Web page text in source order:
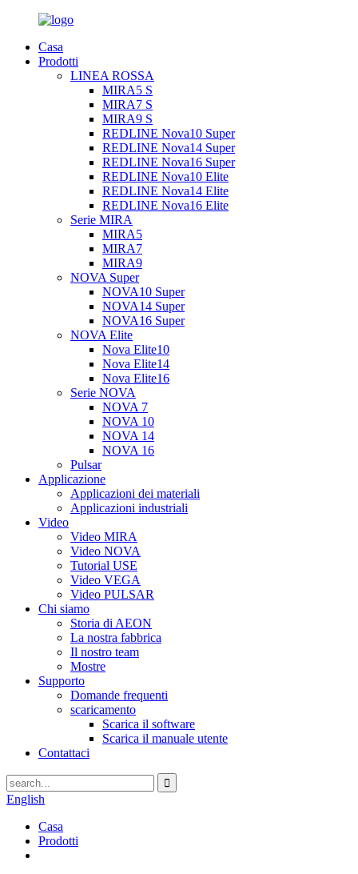
Casa
Prodotti
LINEA ROSSA
MIRA5 S
MIRA7 S
MIRA9 S
REDLINE Nova10 Super
REDLINE Nova14 Super
REDLINE Nova16 Super
REDLINE Nova10 Elite
REDLINE Nova14 Elite
REDLINE Nova16 Elite
Serie MIRA
MIRA5
MIRA7
MIRA9
NOVA Super
NOVA10 Super
NOVA14 Super
NOVA16 Super
NOVA Elite
Nova Elite10
Nova Elite14
Nova Elite16
Serie NOVA
NOVA 7
NOVA 10
NOVA 14
NOVA 16
Pulsar
Applicazione
Applicazioni dei materiali
Applicazioni industriali
Video
Video MIRA
Video NOVA
Tutorial USE
Video VEGA
Video PULSAR
Chi siamo
Storia di AEON
La nostra fabbrica
Il nostro team
Mostre
Supporto
Domande frequenti
scaricamento
Scarica il software
Scarica il manuale utente
Contattaci
English
Casa
Prodotti